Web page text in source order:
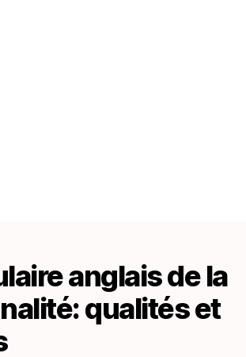
anglais de la
qualités et